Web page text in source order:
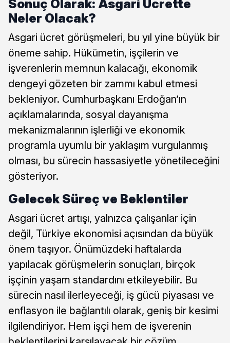
Sonuç Olarak: Asgari Ücrette
Neler Olacak?
Asgari ücret görüşmeleri, bu yıl yine büyük bir
öneme sahip. Hükümetin, işçilerin ve
işverenlerin memnun kalacağı, ekonomik
dengeyi gözeten bir zammı kabul etmesi
bekleniyor. Cumhurbaşkanı Erdoğan’ın
açıklamalarında, sosyal dayanışma
mekanizmalarının işlerliği ve ekonomik
programla uyumlu bir yaklaşım vurgulanmış
olması, bu sürecin hassasiyetle yönetileceğini
gösteriyor.
Gelecek Süreç ve Beklentiler
Asgari ücret artışı, yalnızca çalışanlar için
değil, Türkiye ekonomisi açısından da büyük
önem taşıyor. Önümüzdeki haftalarda
yapılacak görüşmelerin sonuçları, birçok
işçinin yaşam standardını etkileyebilir. Bu
sürecin nasıl ilerleyeceği, iş gücü piyasası ve
enflasyon ile bağlantılı olarak, geniş bir kesimi
ilgilendiriyor. Hem işçi hem de işverenin